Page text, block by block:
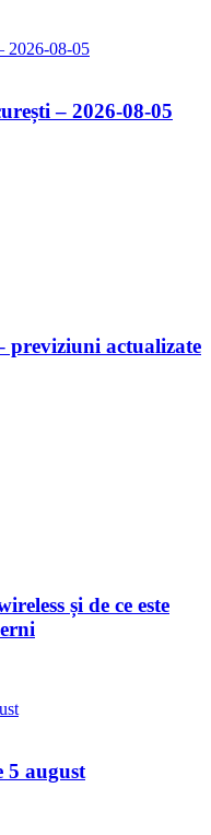
– 2026-08-05
previziuni actualizate
și de ce este
5 august